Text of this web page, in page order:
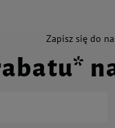
Zapisz się do